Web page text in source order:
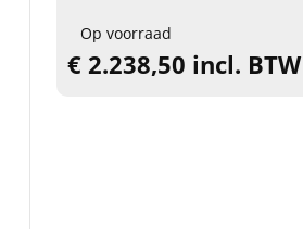
Op voorraad
€ 2.238,50 incl. BTW